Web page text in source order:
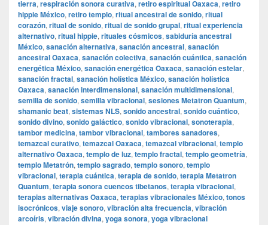
tierra, respiración sonora curativa, retiro espiritual Oaxaca, retiro
hippie México, retiro templo, ritual ancestral de sonido, ritual
corazón, ritual de sonido, ritual de sonido grupal, ritual experiencia
alternativo, ritual hippie, rituales cósmicos, sabiduría ancestral
México, sanación alternativa, sanación ancestral, sanación
ancestral Oaxaca, sanación colectiva, sanación cuántica, sanación
energética México, sanación energética Oaxaca, sanación estelar,
sanación fractal, sanación holística México, sanación holística
Oaxaca, sanación interdimensional, sanación multidimensional,
semilla de sonido, semilla vibracional, sesiones Metatron Quantum,
shamanic beat, sistemas NLS, sonido ancestral, sonido cuántico,
sonido divino, sonido galáctico, sonido vibracional, sonoterapia,
tambor medicina, tambor vibracional, tambores sanadores,
temazcal curativo, temazcal Oaxaca, temazcal vibracional, templo
alternativo Oaxaca, templo de luz, templo fractal, templo geometría,
templo Metatrón, templo sagrado, templo sonoro, templo
vibracional, terapia cuántica, terapia de sonido, terapia Metatron
Quantum, terapia sonora cuencos tibetanos, terapia vibracional,
terapias alternativas Oaxaca, terapias vibracionales México, tonos
isocrónicos, viaje sonoro, vibración alta frecuencia, vibración
arcoíris, vibración divina, yoga sonora, yoga vibracional